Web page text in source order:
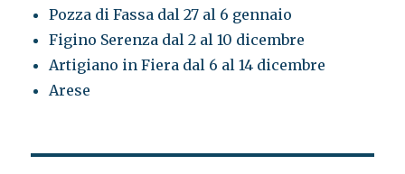
Pozza di Fassa dal 27 al 6 gennaio
Figino Serenza dal 2 al 10 dicembre
Artigiano in Fiera dal 6 al 14 dicembre
Arese